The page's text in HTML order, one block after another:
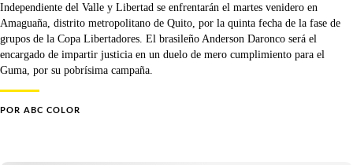
Independiente del Valle y Libertad se enfrentarán el martes venidero en
Amaguaña, distrito metropolitano de Quito, por la quinta fecha de la fase de
grupos de la Copa Libertadores. El brasileño Anderson Daronco será el
encargado de impartir justicia en un duelo de mero cumplimiento para el
Guma, por su pobrísima campaña.
POR ABC COLOR